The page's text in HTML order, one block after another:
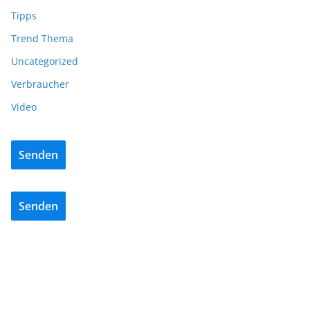
Tipps
Trend Thema
Uncategorized
Verbraucher
Video
Senden
Senden